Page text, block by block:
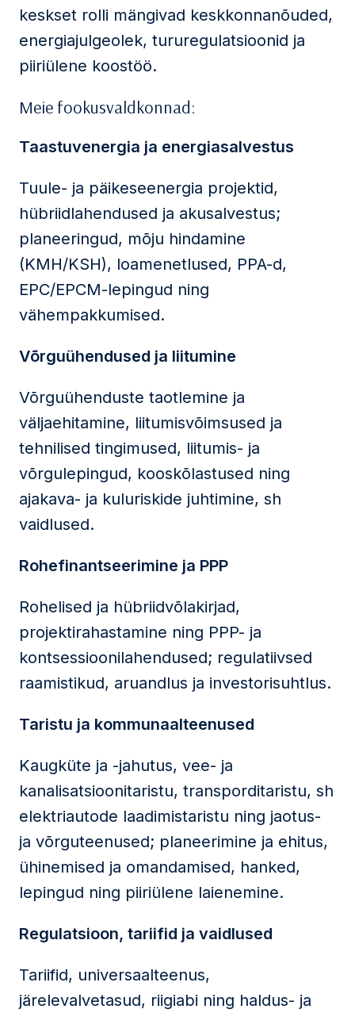
keskset rolli mängivad keskkonnanõuded,
energiajulgeolek, tururegulatsioonid ja
piiriülene koostöö.
Meie fookusvaldkonnad:
Taastuvenergia ja energiasalvestus
Tuule- ja päikeseenergia projektid,
hübriidlahendused ja akusalvestus;
planeeringud, mõju hindamine
(KMH/KSH), loamenetlused, PPA-d,
EPC/EPCM-lepingud ning
vähempakkumised.
Võrguühendused ja liitumine
Võrguühenduste taotlemine ja
väljaehitamine, liitumisvõimsused ja
tehnilised tingimused, liitumis- ja
võrgulepingud, kooskõlastused ning
ajakava- ja kuluriskide juhtimine, sh
vaidlused.
Rohefinantseerimine ja PPP
Rohelised ja hübriidvõlakirjad,
projektirahastamine ning PPP- ja
kontsessioonilahendused; regulatiivsed
raamistikud, aruandlus ja investorisuhtlus.
Taristu ja kommunaalteenused
Kaugküte ja -jahutus, vee- ja
kanalisatsioonitaristu, transporditaristu, sh
elektriautode laadimistaristu ning jaotus-
ja võrguteenused; planeerimine ja ehitus,
ühinemised ja omandamised, hanked,
lepingud ning piiriülene laienemine.
Regulatsioon, tariifid ja vaidlused
Tariifid, universaalteenus,
järelevalvetasud, riigiabi ning haldus- ja